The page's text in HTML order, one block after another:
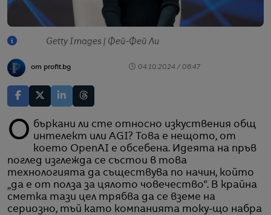
Getty Images | Фей-Фей Ли
от profit.bg 04.10.2024 / 06:47
Объркани ли сте относно изкуствения общ интелект или AGI? Това е нещото, от
което OpenAI е обсебена. Идеята на пръв
поглед изглежда се състои в това
технологията да съществува по начин, който
„да е от полза за цялото човечество“. В крайна
сметка тази цел трябва да се вземе на
сериозно, тъй като компанията току-що набра